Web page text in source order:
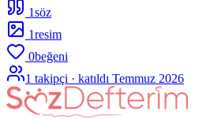
1söz
1resim
0beğeni
1 takipçi · katıldı Temmuz 2026